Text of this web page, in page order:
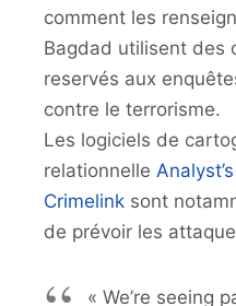
comment les
Bagdad utilisent des
reservés aux
contre le terrorisme.
Les logiciels de
relationnelle
Crimelink sont
de prévoir les
« We’re seeing